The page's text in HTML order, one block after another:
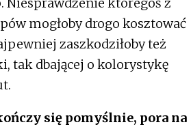
. Niesprawdzenie któregoś z
mogłoby drogo kosztować
zaszkodziłoby też
tak dbającej o kolorystykę
się pomyślnie, pora na